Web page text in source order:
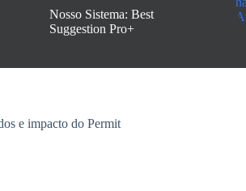
Nosso Sistema: Best
Suggestion Pro+